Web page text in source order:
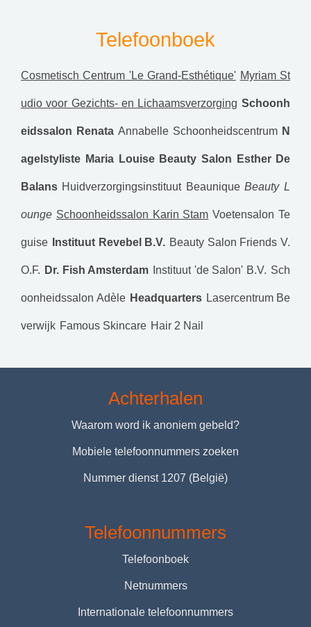
Telefoonboek
Cosmetisch Centrum 'Le Grand-Esthétique' Myriam St
udio voor Gezichts- en Lichaamsverzorging Schoonh
eidssalon Renata Annabelle Schoonheidscentrum N
agelstyliste Maria Louise Beauty Salon Esther De
Balans Huidverzorgingsinstituut Beaunique Beauty L
ounge Schoonheidssalon Karin Stam Voetensalon Te
guise Instituut Revebel B.V. Beauty Salon Friends V.
O.F. Dr. Fish Amsterdam Instituut 'de Salon' B.V. Sch
oonheidssalon Adèle Headquarters Lasercentrum Be
verwijk Famous Skincare Hair 2 Nail
Achterhalen
Waarom word ik anoniem gebeld?
Mobiele telefoonnummers zoeken
Nummer dienst 1207 (België)
Telefoonnummers
Telefoonboek
Netnummers
Internationale telefoonnummers